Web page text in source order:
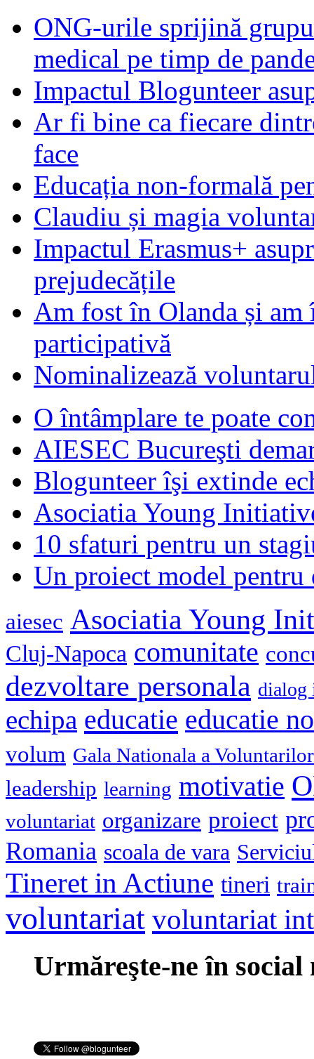
ONG-urile sprijină
medical pe timp de
Impactul Blogunteer
Ar fi bine ca fiecare
face
Educația non-formală
Claudiu și magia
Impactul Erasmus+
prejudecățile
Am fost în Olanda și am
participativă
Nominalizează
O întâmplare te poate
AIESEC Bucureşti
Blogunteer îşi extinde
Asociatia Young
10 sfaturi pentru un
Un proiect model
aiesec Asociatia Young
Cluj-Napoca comunitate
dezvoltare personala dialog
echipa educatie educatie
volum Gala Nationala a Voluntarilor
leadership learning motivatie
voluntariat organizare proiect
Romania scoala de vara
Tineret in Actiune tineri
voluntariat voluntariat
Urmăreşte-ne în social